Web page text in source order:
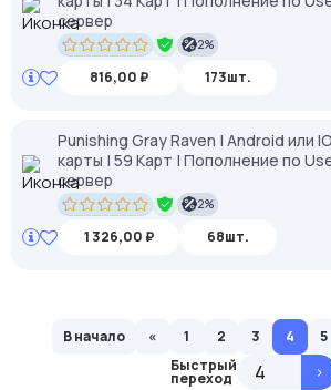
сервер
2%
816,00 ₽ 173шт.
Punishing Gray Raven | Android или
карты | 59 Карт | Пополнение по
сервер
2%
1 326,00 ₽ 68шт.
В начало « 1 2 3 4 5
Быстрый
переход >